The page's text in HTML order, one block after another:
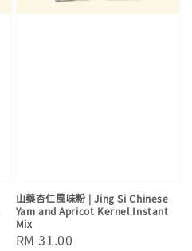
山藥杏仁風味粉 | Jing Si Chinese
Yam and Apricot Kernel Instant
Mix
Regular
RM 31.00